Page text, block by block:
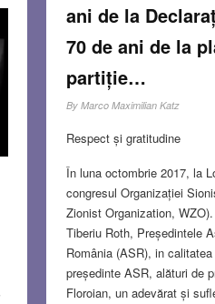
ani de la
70 de ani de la
partiție…
By Marco Maximilian Katz
Respect și gratitudine
În luna octombrie 2017, la
congresul Organizației
Zionist Organization,
Tiberiu Roth, Președintele
România (ASR), in
președinte ASR, alături de
Floroian, un adevărat și